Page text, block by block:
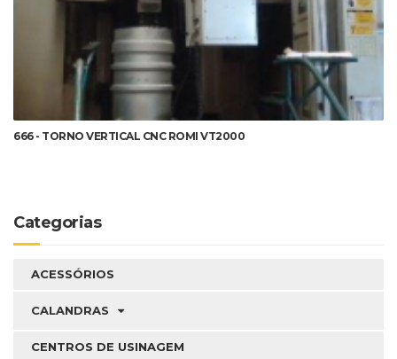
666 - TORNO VERTICAL CNC ROMI VT2000
Categorias
ACESSÓRIOS
CALANDRAS
CENTROS DE USINAGEM